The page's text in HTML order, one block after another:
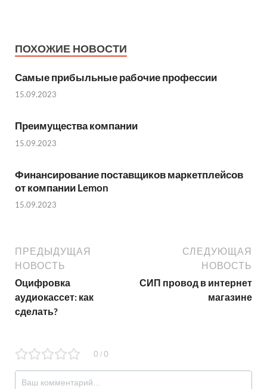
ПОХОЖИЕ НОВОСТИ
Самые прибыльные рабочие профессии
15.09.2023
Преимущества компании
15.09.2023
Финансирование поставщиков маркетплейсов
от компании Lemon
15.09.2023
ПРЕДЫДУЩАЯ
НОВОСТЬ
Оцифровка
аудиокассет: как
сделать?
СЛЕДУЮЩАЯ
НОВОСТЬ
СИП провод в интернет
магазине
0 / 0